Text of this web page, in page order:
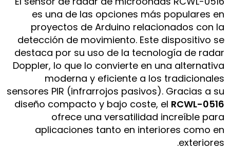
es una de las opciones más populares en
proyectos de Arduino relacionados con la
detección de movimiento. Este dispositivo se
destaca por su uso de la tecnología de radar
Doppler, lo que lo convierte en una alternativa
moderna y eficiente a los tradicionales
sensores PIR (infrarrojos pasivos). Gracias a su
diseño compacto y bajo coste, el RCWL-0516
ofrece una versatilidad increíble para
aplicaciones tanto en interiores como en
exteriores.